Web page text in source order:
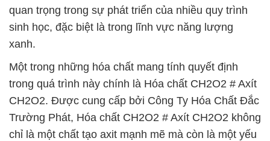
quan trọng trong sự phát triển của nhiều quy trình
sinh học, đặc biệt là trong lĩnh vực năng lượng
xanh.
Một trong những hóa chất mang tính quyết định
trong quá trình này chính là Hóa chất CH2O2 # Axít
CH2O2. Được cung cấp bởi Công Ty Hóa Chất Đắc
Trường Phát, Hóa chất CH2O2 # Axít CH2O2 không
chỉ là một chất tạo axit mạnh mẽ mà còn là một yếu